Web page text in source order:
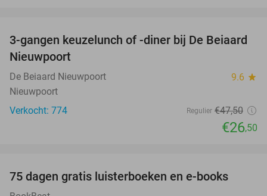
44%
3-gangen keuzelunch of -diner bij De Beiaard
Nieuwpoort
De Beiaard Nieuwpoort 9.6 star
Nieuwpoort
Verkocht: 774
Regulier €47,50
€26,50
75 dagen gratis luisterboeken en e-books